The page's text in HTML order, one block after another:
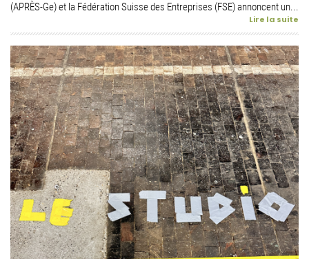
(APRÈS-Ge) et la Fédération Suisse des Entreprises (FSE) annoncent un...
Lire la suite